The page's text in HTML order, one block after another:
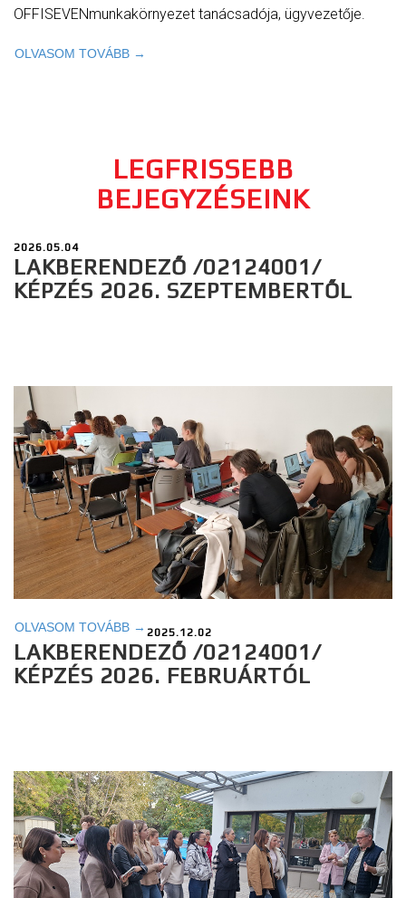
OFFISEVENmunkakörnyezet tanácsadója, ügyvezetője.
OLVASOM TOVÁBB →
LEGFRISSEBB
BEJEGYZÉSEINK
2026.05.04
LAKBERENDEZŐ /02124001/
KÉPZÉS 2026. SZEPTEMBERTŐL
OLVASOM TOVÁBB → 2025.12.02
LAKBERENDEZŐ /02124001/
KÉPZÉS 2026. FEBRUÁRTÓL